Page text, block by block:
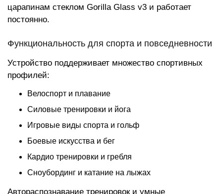
царапинам стеклом Gorilla Glass v3 и работает
постоянно.
Функциональность для спорта и повседневности
Устройство поддерживает множество спортивных
профилей:
Велоспорт и плавание
Силовые тренировки и йога
Игровые виды спорта и гольф
Боевые искусства и бег
Кардио тренировки и гребля
Сноубординг и катание на лыжах
Автораспознавание тренировок и умные